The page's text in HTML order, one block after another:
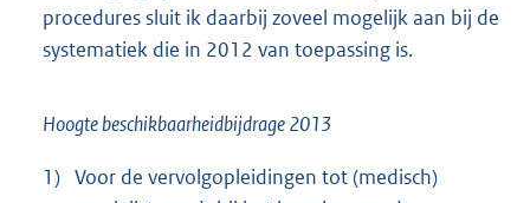
procedures sluit ik daarbij zoveel mogelijk aan bij de
systematiek die in 2012 van toepassing is.
Hoogte beschikbaarheidbijdrage 2013
1) Voor de vervolgopleidingen tot (medisch)